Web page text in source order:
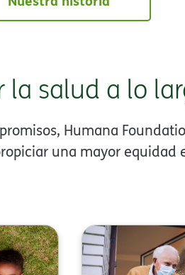
salud a lo
Humana
una mayor equidad